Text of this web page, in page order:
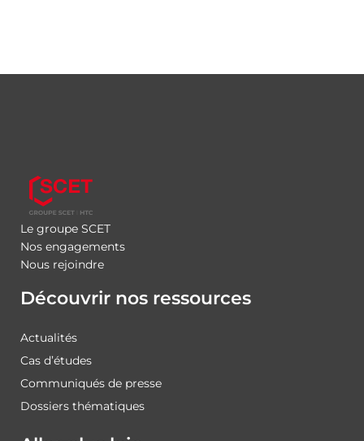
Le groupe SCET
Nos engagements
Nous rejoindre
Découvrir nos ressources
Actualités
Cas d’études
Communiqués de presse
Dossiers thématiques